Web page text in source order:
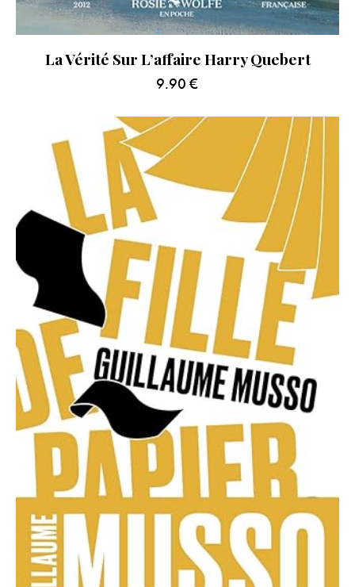
La Vérité Sur L’affaire Harry Quebert
9.90 €